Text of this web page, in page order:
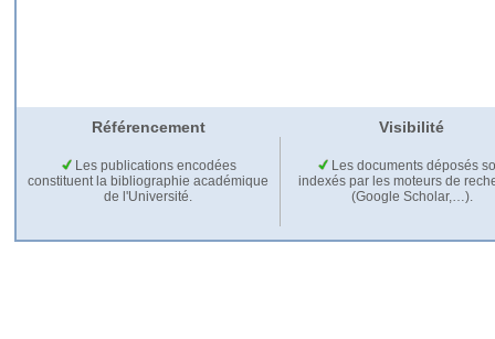
Référencement Visibilité
Les publications encodées
constituent la bibliographie académique
de l'Université.
Les documents déposés
indexés par les moteurs de
(Google Scholar,…).